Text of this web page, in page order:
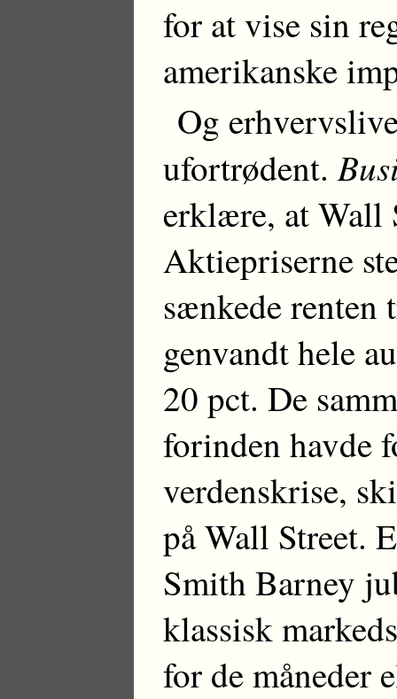
for at vise sin
amerikanske
Og
ufortrødent.
erklære, at Wall
Aktiepriserne
sænkede renten
genvandt hele
20 pct. De
forinden havde
verdenskrise,
på Wall Street.
Smith Barney
klassisk
for de måneder